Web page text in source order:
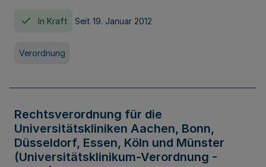
In Kraft Seit 19. Januar 2012
Verordnung
Rechtsverordnung für die
Universitätskliniken Aachen, Bonn,
Düsseldorf, Essen, Köln und Münster
(Universitätsklinikum-Verordnung -